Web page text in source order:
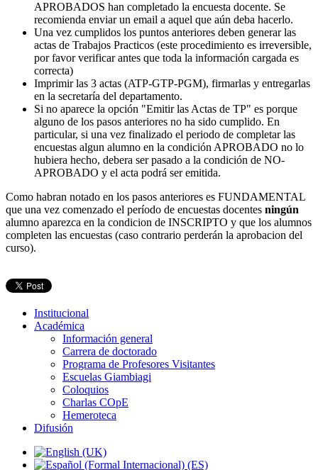
APROBADOS han completado la encuesta docente. Se
recomienda enviar un email a aquel que aún deba hacerlo.
Una vez cumplidos los puntos anteriores deben generar las
actas de Trabajos Practicos (este procedimiento es irreversible,
por favor verificar antes que toda la información cargada es
correcta)
Imprimir las 3 actas (ATP-GTP-PGM), firmarlas y entregarlas
en la secretaría del departamento.
Si no aparece la opción "Emitir las Actas de TP" es porque
alguno de los pasos anteriores no ha sido cumplido. En
particular, si una vez finalizado el periodo de completar las
encuestas algun alumno en la condición APROBADO no lo
hubiera hecho, debera ser pasado a la condición de NO-
APROBADO y el acta podrá ser emitida.
Como habran notado en los pasos anteriores es FUNDAMENTAL
que una vez comenzado el período de encuestas docentes ningún
alumno aparezca en la condicion de INSCRIPTO y que los alumnos
completen las encuestas (caso contrario perderán la aprobacion del
curso).
Institucional
Académica
Información general
Carrera de doctorado
Programa de Profesores Visitantes
Escuelas Giambiagi
Coloquios
Charlas COpE
Hemeroteca
Difusión